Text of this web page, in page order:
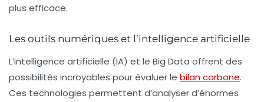
plus efficace.
Les outils numériques et l’intelligence artificielle
L’intelligence artificielle (IA) et le Big Data offrent des
possibilités incroyables pour évaluer le bilan carbone.
Ces technologies permettent d’analyser d’énormes